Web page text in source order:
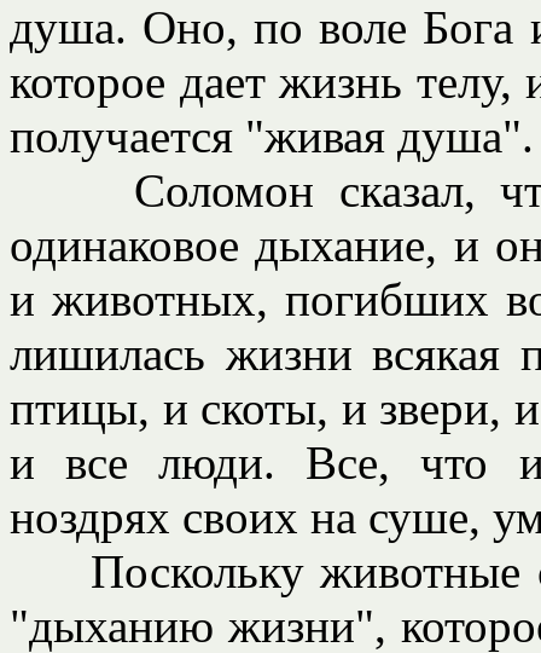
душа. Оно, по воле Бога
которое дает жизнь телу,
получается "живая душа".
Соломон сказал,
одинаковое дыхание, и
и животных, погибших
лишилась жизни всякая
птицы, и скоты, и звери,
и все люди. Все, что
ноздрях своих на суше,
Поскольку животные
"дыханию жизни",